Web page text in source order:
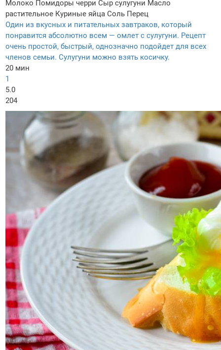
Молоко Помидоры черри Сыр сулугуни Масло
растительное Куриные яйца Соль Перец
Один из вкусных и питательных завтраков, который
понравится абсолютно всем — омлет с сулугуни. Рецепт
очень простой, быстрый, однозначно подойдет для всех
членов семьи. Сулугуни можно взять косичку.
20 мин
1
5.0
204